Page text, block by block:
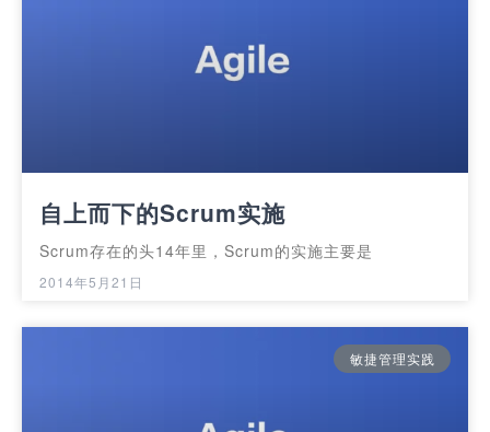
自上而下的Scrum实施
Scrum存在的头14年里，Scrum的实施主要是
2014年5月21日
敏捷管理实践